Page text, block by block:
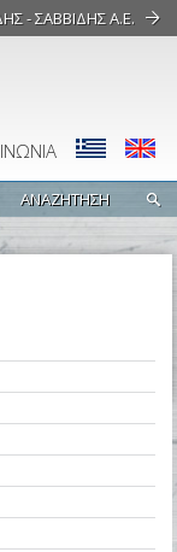
- ΣΑΒΒΙΔΗΣ Α.Ε.